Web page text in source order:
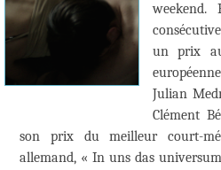
weekend.
un prix
Julian
Clément
son prix du meilleur court-
allemand, « In uns das